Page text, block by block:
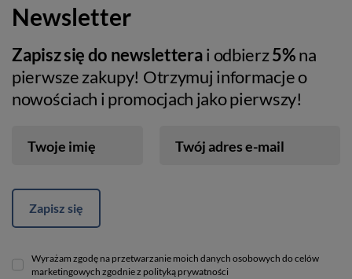
Newsletter
Zapisz się do newsletterai odbierz5%na
pierwsze zakupy! Otrzymuj informacje o
nowościach i promocjach jako pierwszy!
Twoje imię Twój adres e-mail
Zapisz się
Wyrażam zgodę na przetwarzanie moich danych osobowych do celów
marketingowych zgodnie z polityką prywatności